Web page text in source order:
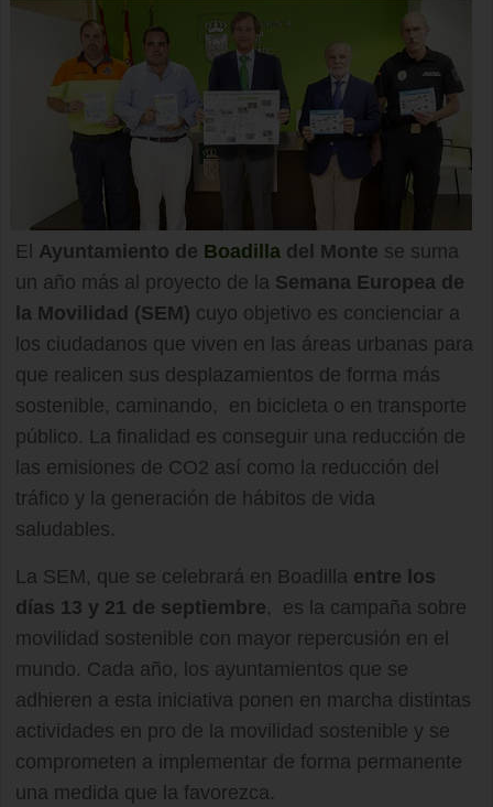
El Ayuntamiento de Boadilla del Monte se suma
un año más al proyecto de la Semana Europea de
la Movilidad (SEM) cuyo objetivo es concienciar a
los ciudadanos que viven en las áreas urbanas para
que realicen sus desplazamientos de forma más
sostenible, caminando, en bicicleta o en transporte
público. La finalidad es conseguir una reducción de
las emisiones de CO2 así como la reducción del
tráfico y la generación de hábitos de vida
saludables.
La SEM, que se celebrará en Boadilla entre los
días 13 y 21 de septiembre, es la campaña sobre
movilidad sostenible con mayor repercusión en el
mundo. Cada año, los ayuntamientos que se
adhieren a esta iniciativa ponen en marcha distintas
actividades en pro de la movilidad sostenible y se
comprometen a implementar de forma permanente
una medida que la favorezca.